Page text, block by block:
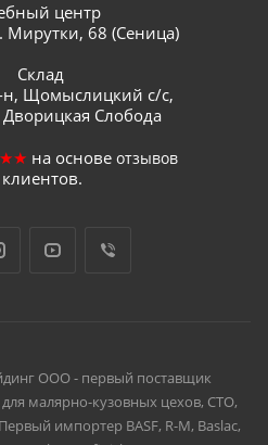
центр
Мирутки, 68 (Сеница)
Склад
Щомыслицкий с/с,
Слобода
на основе отзывов
клиентов.
ООО - первый поставщик
малярно-кузовных цехов, СТО,
импортер BASF, R-M, Baslac,